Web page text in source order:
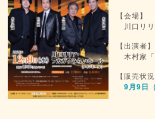
【会場】
川口リ
【出演者】
木村家
【販売状況
9月9日